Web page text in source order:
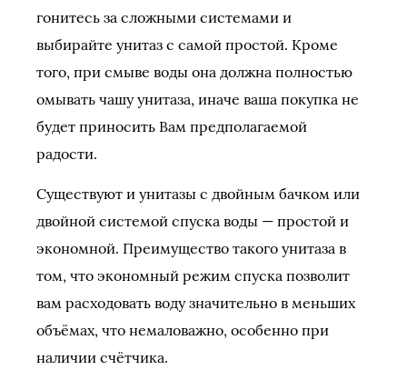
гонитесь за сложными системами и
выбирайте унитаз с самой простой. Кроме
того, при смыве воды она должна полностью
омывать чашу унитаза, иначе ваша покупка не
будет приносить Вам предполагаемой
радости.
Существуют и унитазы с двойным бачком или
двойной системой спуска воды — простой и
экономной. Преимущество такого унитаза в
том, что экономный режим спуска позволит
вам расходовать воду значительно в меньших
объёмах, что немаловажно, особенно при
наличии счётчика.